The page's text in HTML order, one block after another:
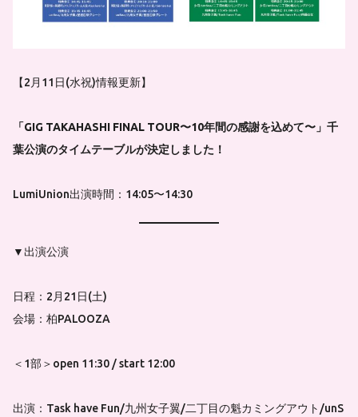
【2月11日(水祝)情報更新】
「GIG TAKAHASHI FINAL TOUR〜10年間の感謝を込めて〜」千
葉公演のタイムテーブルが決定しました！
LumiUnion出演時間：14:05〜14:30
▼出演公演
日程：2月21日(土)
会場：柏PALOOZA
＜1部＞open 11:30 / start 12:00
出演：Task have Fun/九州女子翼/二丁目の魁カミングアウト/unS